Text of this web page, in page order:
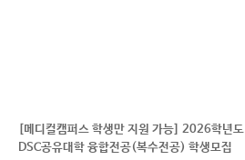
[메디컬캠퍼스 학생만 지원 가능] 2026학년도
DSC공유대학 융합전공(복수전공) 학생모집